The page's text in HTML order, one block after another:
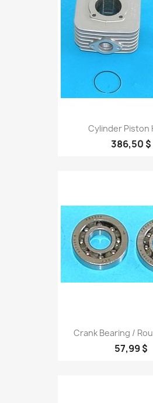
Cylinder Piston
386,50 $
Crank Bearing /
57,99 $